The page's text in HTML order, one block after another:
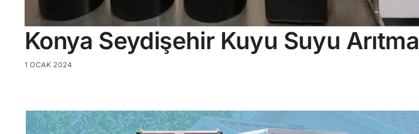
Konya Seydişehir Kuyu Suyu Arıtma
1 OCAK 2024